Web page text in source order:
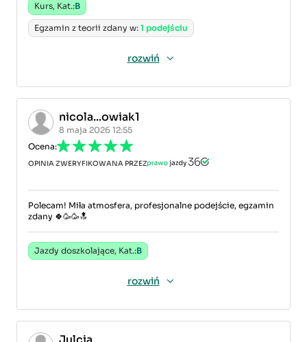
Kurs, Kat.:B
Egzamin z teorii zdany w: 1 podejściu
rozwiń
nicola...owiak1
8 maja 2026 12:55
Ocena:
OPINIA ZWERYFIKOWANA PRZEZ
Polecam! Miła atmosfera, profesjonalne podejście, egzamin
zdany 🍀🥳🥳🔝
Jazdy doszkolające, Kat.:B
rozwiń